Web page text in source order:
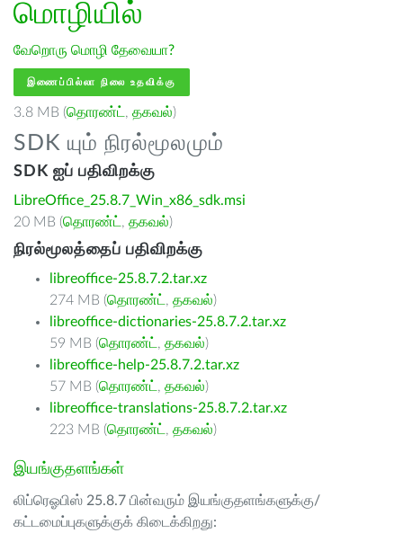
மொழியில்
வேறொரு மொழி தேவையா?
இணைப்பில்லா நிலை உதவிக்கு
3.8 MB (தொரண்ட் , தகவல்)
SDK யும் நிரல்மூலமும்
SDK ஐப் பதிவிறக்கு
LibreOffice_25.8.7_Win_x86_sdk.msi
20 MB (தொரண்ட் , தகவல்)
நிரல்மூலத்தைப் பதிவிறக்கு
libreoffice-25.8.7.2.tar.xz
274 MB (தொரண்ட் , தகவல்)
libreoffice-dictionaries-25.8.7.2.tar.xz
59 MB (தொரண்ட் , தகவல்)
libreoffice-help-25.8.7.2.tar.xz
57 MB (தொரண்ட் , தகவல்)
libreoffice-translations-25.8.7.2.tar.xz
223 MB (தொரண்ட் , தகவல்)
இயங்குதளங்கள்
லிப்ரெஓபிஸ் 25.8.7 பின்வரும் இயங்குதளங்களுக்கு/
கட்டமைப்புகளுக்குக் கிடைக்கிறது: